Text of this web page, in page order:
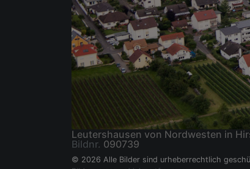
Leutershausen von Nordwesten in
Bildnr. 090739
© 2026 Alle Bilder sind urheberrechtlich